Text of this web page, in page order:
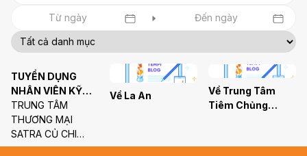
Tất cả danh mục
TUYỂN DỤNG
NHÂN VIÊN KỸ
THUẬT CƠ ĐIỆN
TRUNG TÂM
THƯƠNG MẠI
SATRA CỦ CHI
CẦN TUYỂN NHÂN
Về La An
Về Trung Tâm
Tiêm Chủng